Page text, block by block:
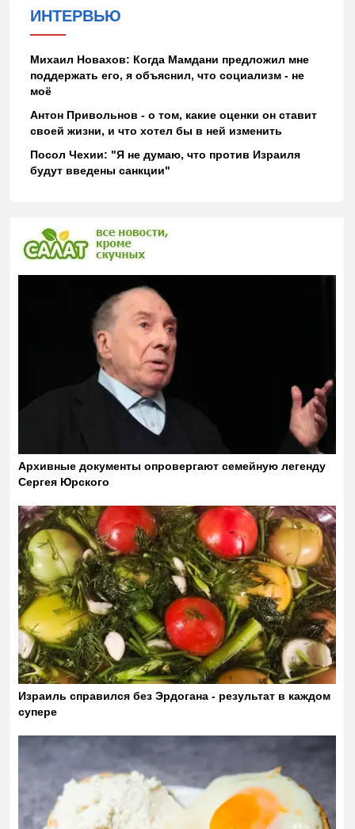
ИНТЕРВЬЮ
Михаил Новахов: Когда Мамдани предложил мне
поддержать его, я объяснил, что социализм - не
моё
Антон Привольнов - о том, какие оценки он ставит
своей жизни, и что хотел бы в ней изменить
Посол Чехии: "Я не думаю, что против Израиля
будут введены санкции"